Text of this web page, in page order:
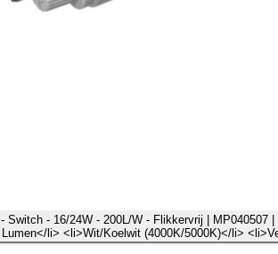
- Switch - 16/24W - 200L/W - Flikkervrij |
Lumen</li> <li>Wit/Koelwit (4000K/5000K)</li>